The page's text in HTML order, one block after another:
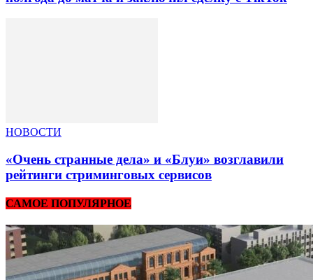
НОВОСТИ
«Очень странные дела» и «Блуи» возглавили
рейтинги стриминговых сервисов
САМОЕ ПОПУЛЯРНОЕ